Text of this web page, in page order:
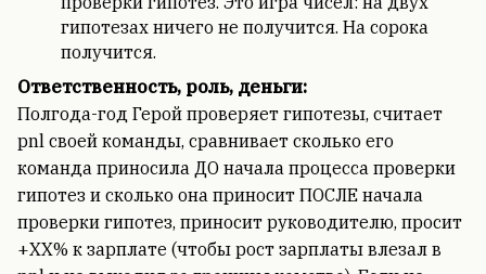
гипотезах ничего не получится. На сорока
получится.
Ответственность, роль, деньги:
Полгода-год Герой проверяет гипотезы, считает
pnl своей команды, сравнивает сколько его
команда приносила ДО начала процесса проверки
гипотез и сколько она приносит ПОСЛЕ начала
проверки гипотез, приносит руководителю, просит
+XX% к зарплате (чтобы рост зарплаты влезал в